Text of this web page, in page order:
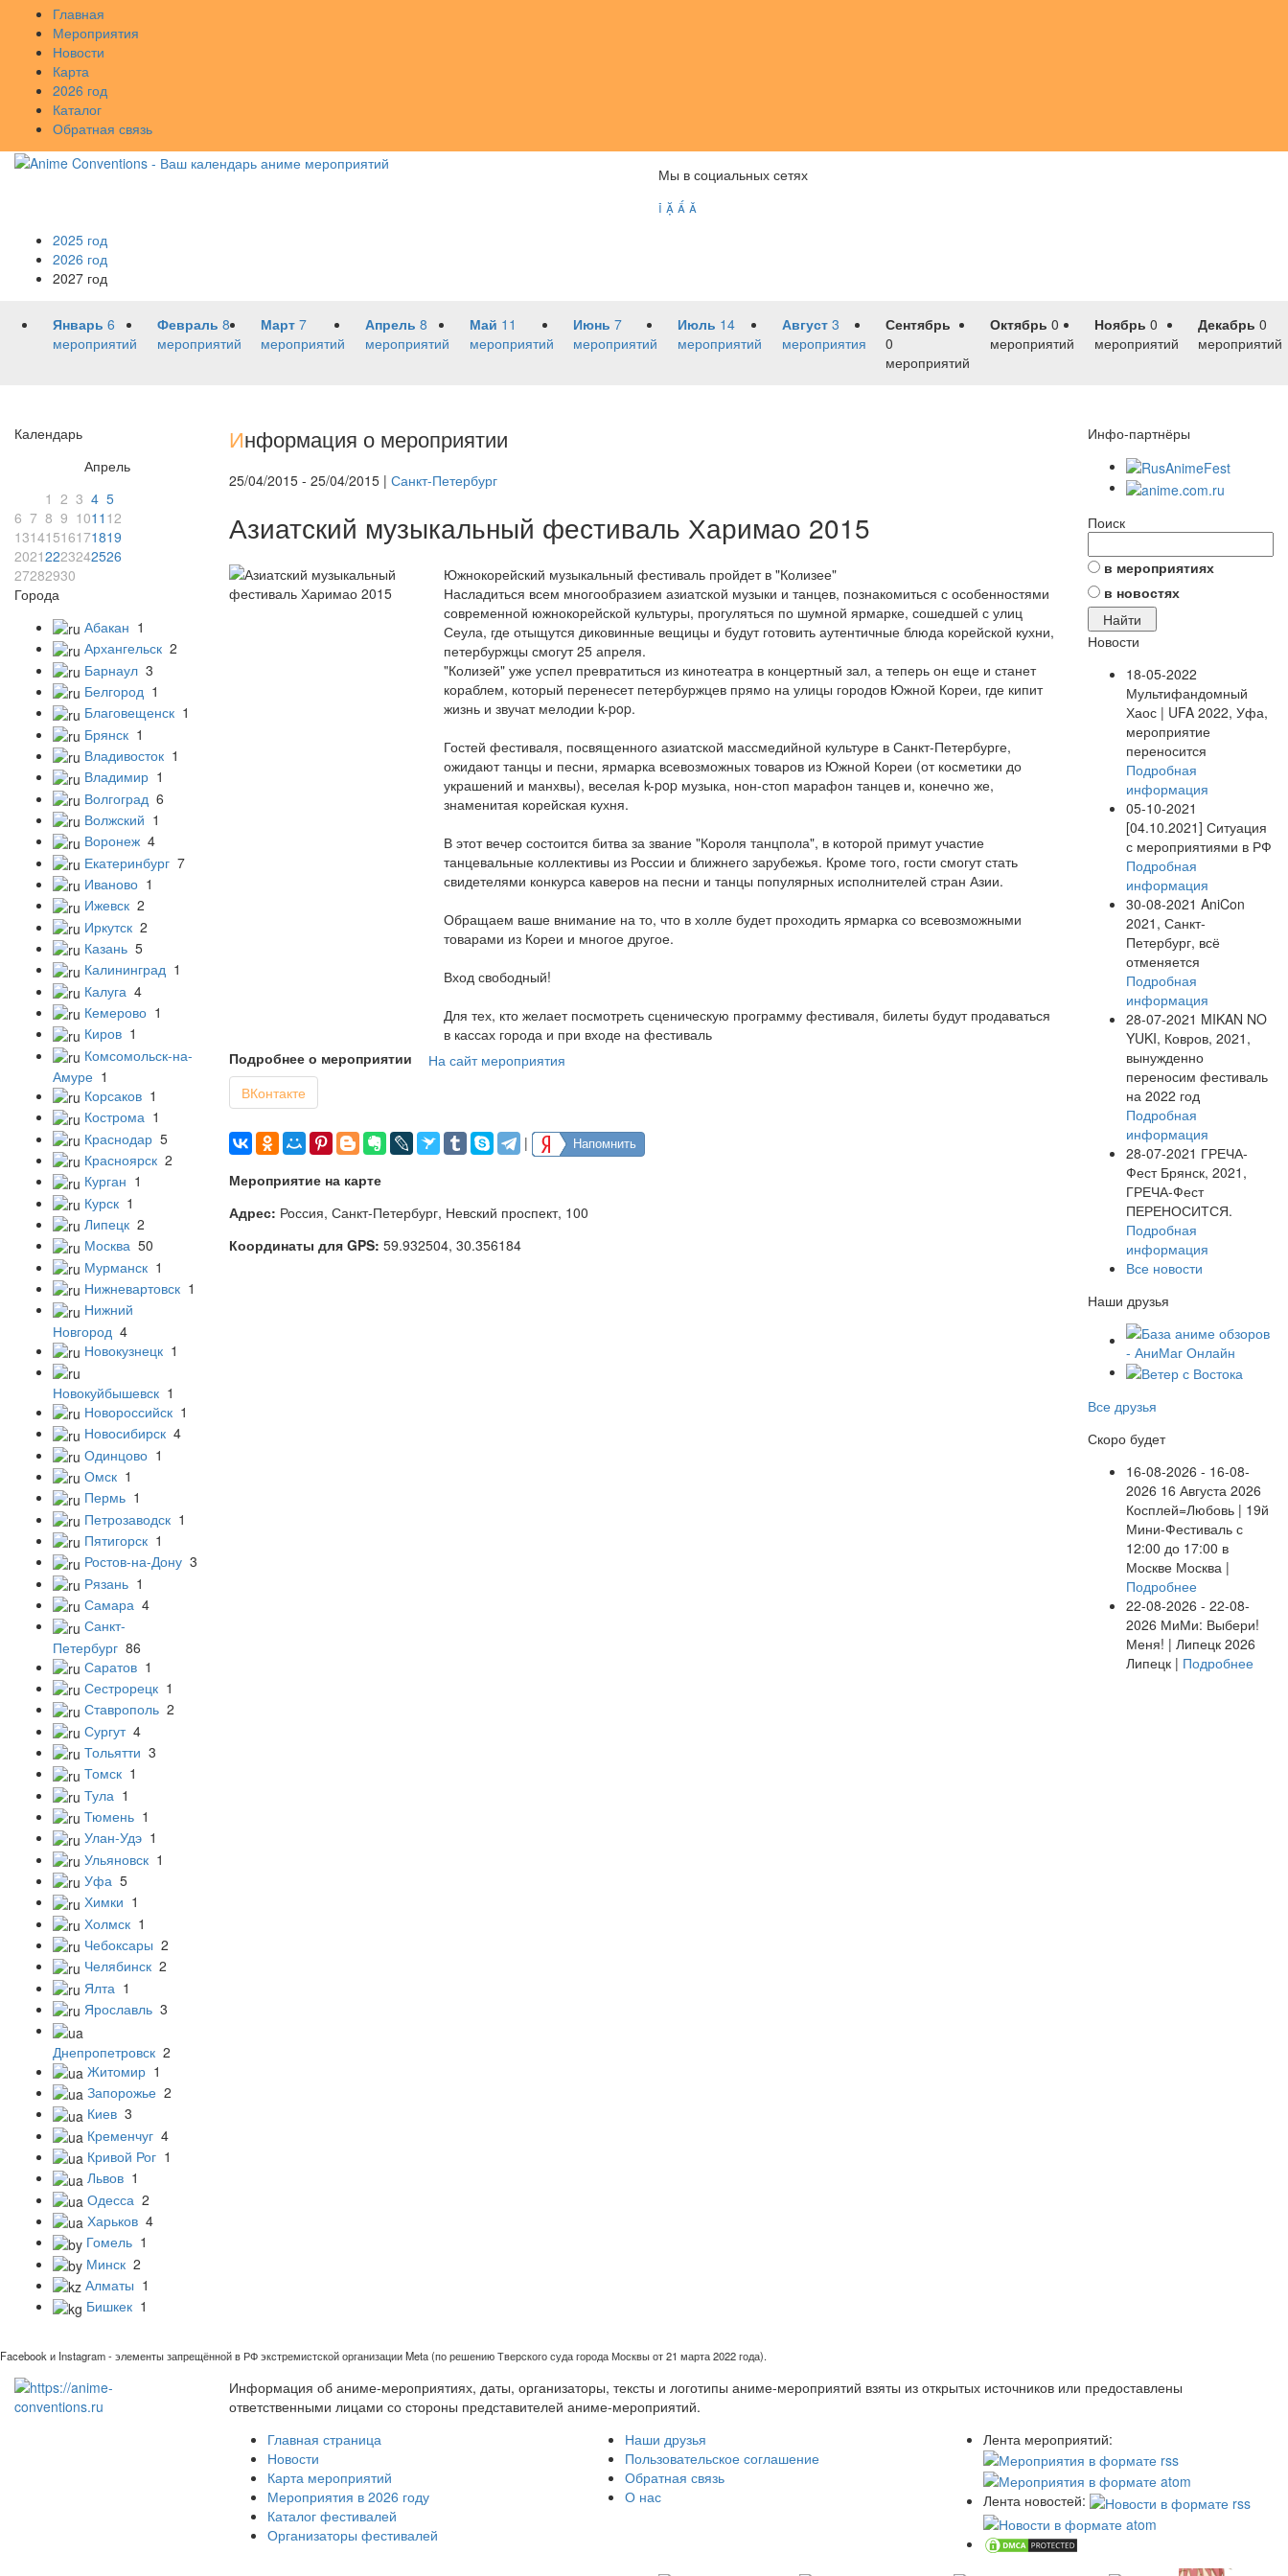
Главная
Мероприятия
Новости
Карта
2026 год
Каталог
Обратная связь
Мы в социальных сетях
   
2025 год
2026 год
2027 год
Январь 6
мероприятий
Февраль 8
мероприятий
Март 7
мероприятий
Апрель 8
мероприятий
Май 11
мероприятий
Июнь 7
мероприятий
Июль 14
мероприятий
Август 3
мероприятия
Сентябрь
0
мероприятий
Октябрь 0
мероприятий
Ноябрь 0
мероприятий
Декабрь 0
мероприятий
Календарь
Апрель
1 2 3 4 5
6 7 8 9 1011 12
13141516171819
20212223242526
27282930
Города
Абакан 1
Архангельск 2
Барнаул 3
Белгород 1
Благовещенск 1
Брянск 1
Владивосток 1
Владимир 1
Волгоград 6
Волжский 1
Воронеж 4
Екатеринбург 7
Иваново 1
Ижевск 2
Иркутск 2
Казань 5
Калининград 1
Калуга 4
Кемерово 1
Киров 1
Комсомольск-на-
Амуре 1
Корсаков 1
Кострома 1
Краснодар 5
Красноярск 2
Курган 1
Курск 1
Липецк 2
Москва 50
Мурманск 1
Нижневартовск 1
Нижний
Новгород 4
Новокузнецк 1
Новокуйбышевск 1
Новороссийск 1
Новосибирск 4
Одинцово 1
Омск 1
Пермь 1
Петрозаводск 1
Пятигорск 1
Ростов-на-Дону 3
Рязань 1
Самара 4
Санкт-
Петербург 86
Саратов 1
Сестрорецк 1
Ставрополь 2
Сургут 4
Тольятти 3
Томск 1
Тула 1
Тюмень 1
Улан-Удэ 1
Ульяновск 1
Уфа 5
Химки 1
Холмск 1
Чебоксары 2
Челябинск 2
Ялта 1
Ярославль 3
Днепропетровск 2
Житомир 1
Запорожье 2
Киев 3
Кременчуг 4
Кривой Рог 1
Львов 1
Одесса 2
Харьков 4
Гомель 1
Минск 2
Алматы 1
Бишкек 1
Информация о мероприятии
25/04/2015 - 25/04/2015 | Санкт-Петербург
Азиатский музыкальный фестиваль Харимао 2015
Южнокорейский музыкальный фестиваль пройдет в "Колизее"
Насладиться всем многообразием азиатской музыки и танцев, познакомиться с особенностями
современной южнокорейской культуры, прогуляться по шумной ярмарке, сошедшей с улиц
Сеула, где отыщутся диковинные вещицы и будут готовить аутентичные блюда корейской кухни,
петербуржцы смогут 25 апреля.
"Колизей" уже успел превратиться из кинотеатра в концертный зал, а теперь он еще и станет
кораблем, который перенесет петербуржцев прямо на улицы городов Южной Кореи, где кипит
жизнь и звучат мелодии k-pop.
Гостей фестиваля, посвященного азиатской массмедийной культуре в Санкт-Петербурге,
ожидают танцы и песни, ярмарка всевозможных товаров из Южной Кореи (от косметики до
украшений и манхвы), веселая k-pop музыка, нон-стоп марафон танцев и, конечно же,
знаменитая корейская кухня.
В этот вечер состоится битва за звание "Короля танцпола", в которой примут участие
танцевальные коллективы из России и ближнего зарубежья. Кроме того, гости смогут стать
свидетелями конкурса каверов на песни и танцы популярных исполнителей стран Азии.
Обращаем ваше внимание на то, что в холле будет проходить ярмарка со всевозможными
товарами из Кореи и многое другое.
Вход свободный!
Для тех, кто желает посмотреть сценическую программу фестиваля, билеты будут продаваться
в кассах города и при входе на фестиваль
Подробнее о мероприятии
На сайт мероприятия
ВКонтакте
| Напомнить
Мероприятие на карте
Адрес: Россия, Санкт-Петербург, Невский проспект, 100
Координаты для GPS: 59.932504, 30.356184
Инфо-партнёры
Поиск
в мероприятиях
в новостях
Новости
18-05-2022
Мультифандомный
Хаос | UFA 2022, Уфа,
мероприятие
переносится
Подробная
информация
05-10-2021
[04.10.2021] Ситуация
с мероприятиями в РФ
Подробная
информация
30-08-2021 AniCon
2021, Санкт-
Петербург, всё
отменяется
Подробная
информация
28-07-2021 MIKAN NO
YUKI, Ковров, 2021,
вынужденно
переносим фестиваль
на 2022 год
Подробная
информация
28-07-2021 ГРЕЧА-
Фест Брянск, 2021,
ГРЕЧА-Фест
ПЕРЕНОСИТСЯ.
Подробная
информация
Все новости
Наши друзья
Все друзья
Скоро будет
16-08-2026 - 16-08-
2026 16 Августа 2026
Косплей=Любовь | 19й
Мини-Фестиваль с
12:00 до 17:00 в
Москве Москва |
Подробнее
22-08-2026 - 22-08-
2026 МиМи: Выбери!
Меня! | Липецк 2026
Липецк | Подробнее
Facebook и Instagram - элементы запрещённой в РФ экстремистской организации Meta (по решению Тверского суда города Москвы от 21 марта 2022 года).
Информация об аниме-мероприятиях, даты, организаторы, тексты и логотипы аниме-мероприятий взяты из открытых источников или предоставлены
ответственными лицами со стороны представителей аниме-мероприятий.
Главная страница
Новости
Карта мероприятий
Мероприятия в 2026 году
Каталог фестивалей
Организаторы фестивалей
Наши друзья
Пользовательское соглашение
Обратная связь
О нас
Лента мероприятий:
Лента новостей: